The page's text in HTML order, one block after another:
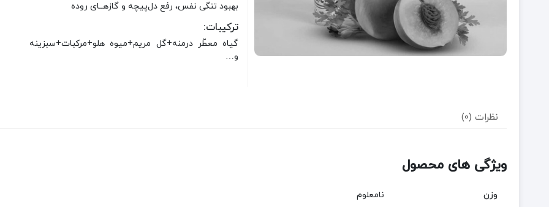
بهبود تنگی نفس، رفع دل‌پیچه و گازهــای روده
ترکیبات:
گیاه معطّر درمنه+گل مریم+میوه هلو+مرکبات+سبزینه
و…
نظرات (0)
ویژگی های محصول
وزن نامعلوم